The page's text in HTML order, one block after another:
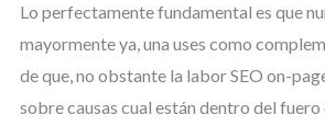
Lo perfectamente fundamental es que
mayormente ya, una uses como
de que, no obstante la labor SEO on-
sobre causas cual están dentro del